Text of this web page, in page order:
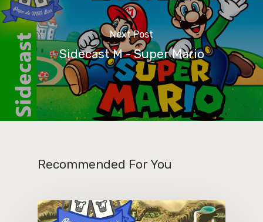
Next Post
Sidecast M - Super Mario
Recommended For You